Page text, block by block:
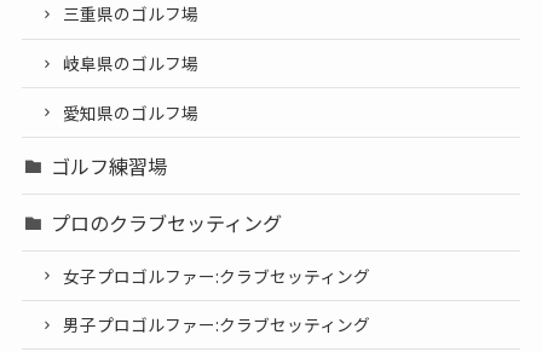
三重県のゴルフ場
岐阜県のゴルフ場
愛知県のゴルフ場
ゴルフ練習場
プロのクラブセッティング
女子プロゴルファー:クラブセッティング
男子プロゴルファー:クラブセッティング